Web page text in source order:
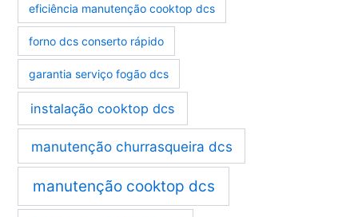
eficiência manutenção cooktop dcs
forno dcs conserto rápido
garantia serviço fogão dcs
instalação cooktop dcs
manutenção churrasqueira dcs
manutenção cooktop dcs